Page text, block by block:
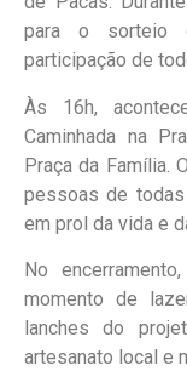
para o sorteio
participação de
Às 16h,
Caminhada na
Praça da Família.
pessoas de
em prol da vida e
No
momento de
lanches do
artesanato local e